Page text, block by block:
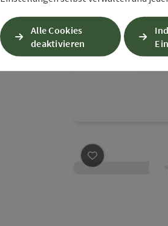
Beitrag merken
Alle Cookies
deaktivieren